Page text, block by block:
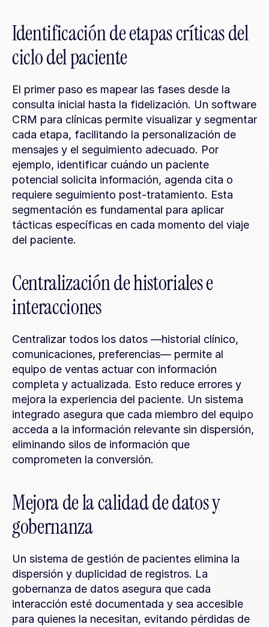
Identificación de etapas críticas del
ciclo del paciente
El primer paso es mapear las fases desde la
consulta inicial hasta la fidelización. Un software
CRM para clínicas permite visualizar y segmentar
cada etapa, facilitando la personalización de
mensajes y el seguimiento adecuado. Por
ejemplo, identificar cuándo un paciente
potencial solicita información, agenda cita o
requiere seguimiento post-tratamiento. Esta
segmentación es fundamental para aplicar
tácticas específicas en cada momento del viaje
del paciente.
Centralización de historiales e
interacciones
Centralizar todos los datos —historial clínico,
comunicaciones, preferencias— permite al
equipo de ventas actuar con información
completa y actualizada. Esto reduce errores y
mejora la experiencia del paciente. Un sistema
integrado asegura que cada miembro del equipo
acceda a la información relevante sin dispersión,
eliminando silos de información que
comprometen la conversión.
Mejora de la calidad de datos y
gobernanza
Un sistema de gestión de pacientes elimina la
dispersión y duplicidad de registros. La
gobernanza de datos asegura que cada
interacción esté documentada y sea accesible
para quienes la necesitan, evitando pérdidas de